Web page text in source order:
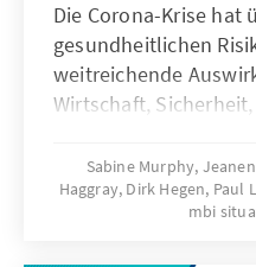
Die Corona-Krise hat
gesundheitlichen
weitreichende
Wirtschaft,
Leben in den
US-amerikanische
setzen sich intensiv
Sabine Murphy,
Haggray, Dirk Hegen, Paul
mbi